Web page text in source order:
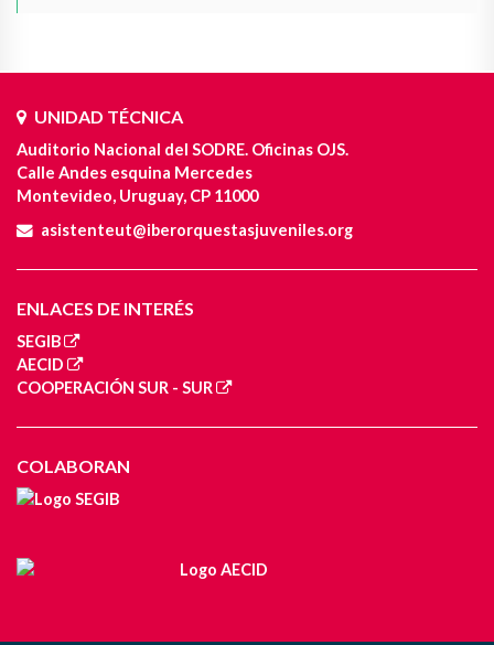
UNIDAD TÉCNICA
Auditorio Nacional del SODRE. Oficinas OJS.
Calle Andes esquina Mercedes
Montevideo, Uruguay, CP 11000
asistenteut@iberorquestasjuveniles.org
ENLACES DE INTERÉS
SEGIB
AECID
COOPERACIÓN SUR - SUR
COLABORAN